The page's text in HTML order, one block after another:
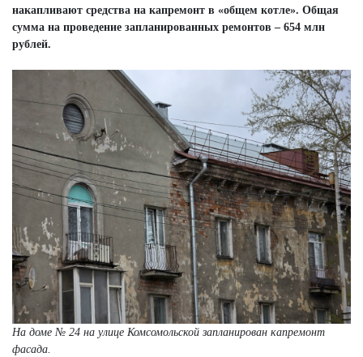
накапливают средства на капремонт в «общем котле». Общая
сумма на проведение запланированных ремонтов – 654 млн
рублей.
На доме № 24 на улице Комсомольской запланирован капремонт
фасада.